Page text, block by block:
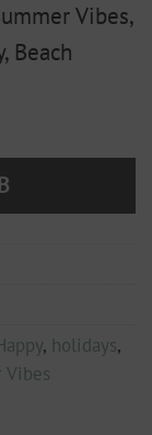
Vibes,
Beach
Beach" Menge
, holidays,
Vibes